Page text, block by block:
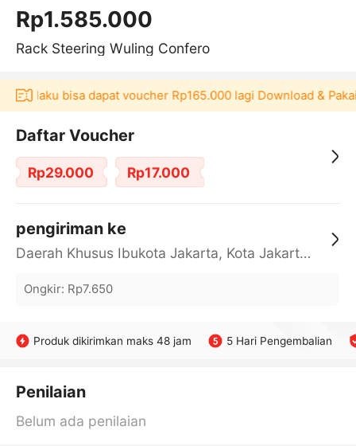
Rp1.585.000
Rack Steering Wuling Confero
bisa dapat voucher Rp165.000 lagi Download & Pakai
Daftar Voucher
Rp29.000 Rp17.000
pengiriman ke
Daerah Khusus Ibukota Jakarta, Kota Jakarta Barat, Cengkareng, yy
Ongkir: Rp7.650
Produk dikirimkan maks 48 jam 5 Hari Pengembalian
Penilaian
Belum ada penilaian